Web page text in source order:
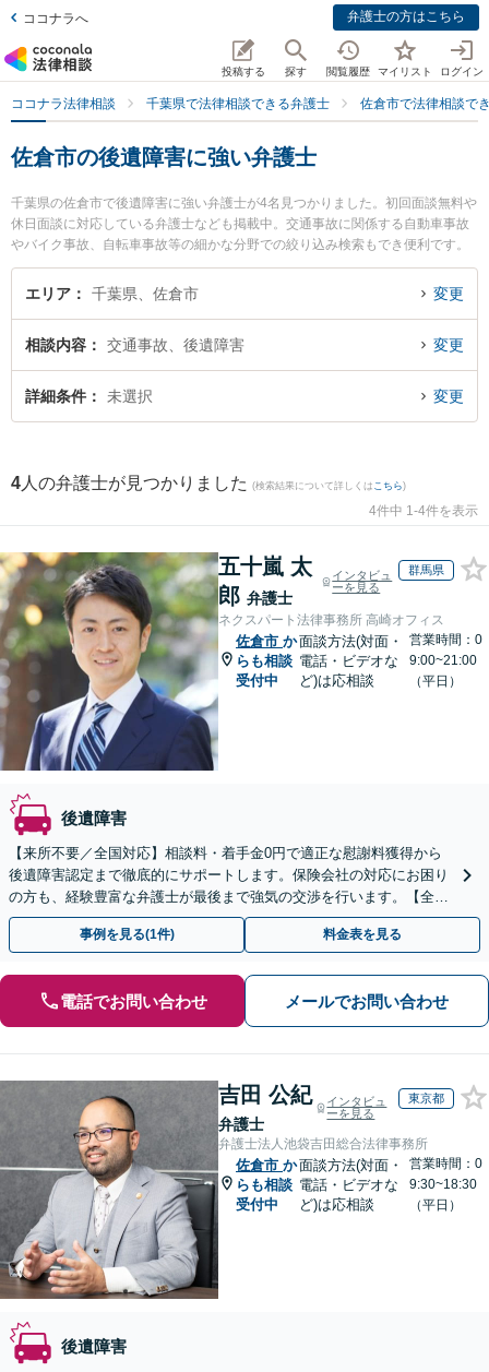
ココナラへ 弁護士の方はこちら
投稿する 探す 閲覧履歴 マイリスト ログイン
ココナラ法律相談 千葉県で法律相談できる弁護士 佐倉市で法律相談で
佐倉市の後遺障害に強い弁護士
千葉県の佐倉市で後遺障害に強い弁護士が4名見つかりました。初回面談無料や
休日面談に対応している弁護士なども掲載中。交通事故に関係する自動車事故
やバイク事故、自転車事故等の細かな分野での絞り込み検索もでき便利です。
特に礒野史大法律事務所の礒野 史大弁護士やとげぬき法律事務所の寺岡 拓也弁
護士、中村・柴田法律事務所の柴田 亮太弁護士のプロフィール情報や弁護士費
豊富な近くの弁護士を検索したい』『初回相談無料で後遺障害を法律相談でき
る佐倉市内の弁護士に相談予約したい』などでお困りの相談者さんにおすすめ
です。
エリア 千葉県、佐倉市 変更
相談内容 交通事故、後遺障害 変更
詳細条件 未選択 変更
4 人の弁護士が見つかりました (検索結果について詳しくは こちら)
4件中 1-4件を表示
五十嵐 太
郎 弁護士
インタビュ
ーを見る
群馬県
ネクスパート法律事務所 高崎オフィス
佐倉市 か
らも相談
受付中
面談方法(対面・
電話・ビデオな
ど)は応相談
営業時間：0
9:00~21:00
（平日）
後遺障害
【来所不要／全国対応】相談料・着手金0円で適正な慰謝料獲得から
後遺障害認定まで徹底的にサポートします。保険会社の対応にお困り
の方も、経験豊富な弁護士が最後まで強気の交渉を行います。【全国
13拠点】お気軽にご相談ください。
事例を見る(1件) 料金表を見る
電話でお問い合わせ メールでお問い合わせ
吉田 公紀
弁護士
インタビュ
ーを見る
東京都
弁護士法人池袋吉田総合法律事務所
佐倉市 か
らも相談
受付中
面談方法(対面・
電話・ビデオな
ど)は応相談
営業時間：0
9:30~18:30
（平日）
後遺障害